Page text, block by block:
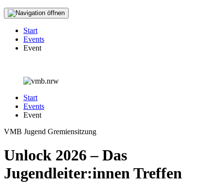
Start
Events
Event
Start
Events
Event
VMB Jugend Gremiensitzung
Unlock 2026 – Das
Jugendleiter:innen Treffen